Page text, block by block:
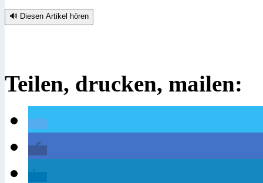
🔊 Diesen Artikel hören
Teilen, drucken, mailen: